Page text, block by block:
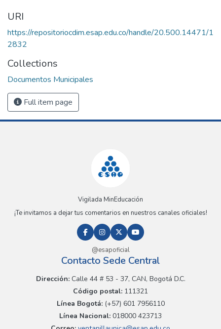
URI
https://repositoriocdim.esap.edu.co/handle/20.500.14471/1
2832
Collections
Documentos Municipales
Full item page
Vigilada MinEducación
¡Te invitamos a dejar tus comentarios en nuestros canales oficiales!
@esapoficial
Contacto Sede Central
Dirección:Calle 44 # 53 - 37, CAN, Bogotá D.C.
Código postal: 111321
Línea Bogotá:(+57) 601 7956110
Línea Nacional: 018000 423713